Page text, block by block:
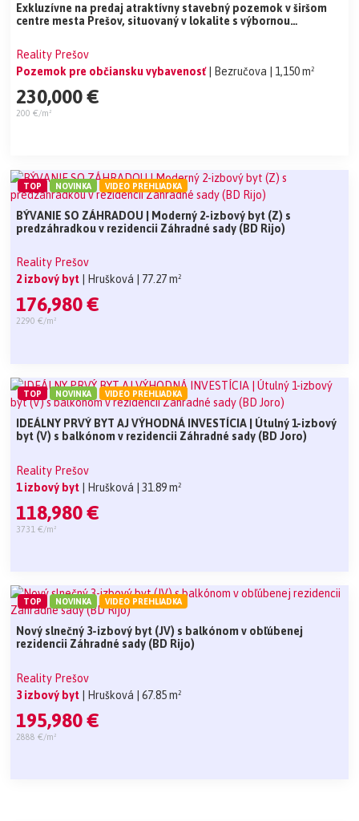
Exkluzívne na predaj atraktívny stavebný pozemok v širšom
centre mesta Prešov, situovaný v lokalite s výbornou
Reality Prešov
Pozemok pre občiansku vybavenosť
| Bezručova | 1,150 m²
230,000 €
200 €/m²
BÝVANIE SO ZÁHRADOU | Moderný 2-izbový byt (Z) s
predzáhradkou v rezidencii Záhradné sady (BD Rijo)
Reality Prešov
2 izbový byt
| Hrušková | 77.27 m²
176,980 €
2290 €/m²
TOP NOVINKA VIDEO PREHLIADKA
IDEÁLNY PRVÝ BYT AJ VÝHODNÁ INVESTÍCIA | Útulný 1-izbový
byt (V) s balkónom v rezidencii Záhradné sady (BD Joro)
Reality Prešov
1 izbový byt | Hrušková | 31.89 m²
118,980 €
3731 €/m²
TOP NOVINKA VIDEO PREHLIADKA
Nový slnečný 3-izbový byt (JV) s balkónom v obľúbenej
rezidencii Záhradné sady (BD Rijo)
Reality Prešov
3 izbový byt
| Hrušková | 67.85 m²
195,980 €
2888 €/m²
TOP NOVINKA VIDEO PREHLIADKA